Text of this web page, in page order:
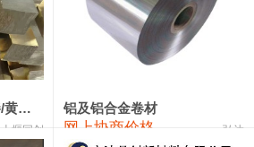
17,500
18,100
19,000
供应优质黄铜棒/六角棒/黄铜方板
十堰同创
铝及铝合金卷材
网上协商价格 弘达